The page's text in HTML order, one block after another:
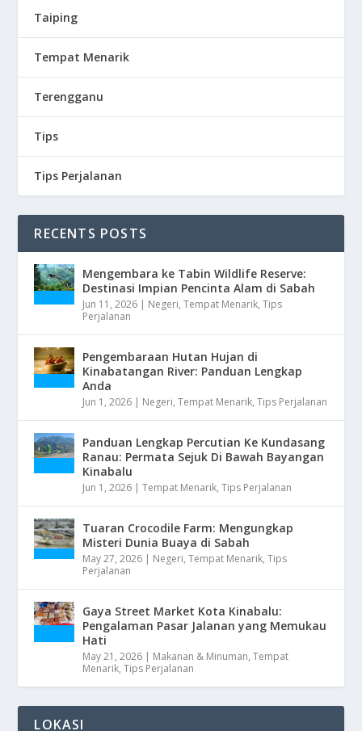
Taiping
Tempat Menarik
Terengganu
Tips
Tips Perjalanan
RECENTS POSTS
Mengembara ke Tabin Wildlife Reserve:
Destinasi Impian Pencinta Alam di Sabah
Jun 11, 2026 | Negeri,Tempat Menarik,Tips
Perjalanan
Pengembaraan Hutan Hujan di
Kinabatangan River: Panduan Lengkap
Anda
Jun 1, 2026 | Negeri,Tempat Menarik,Tips Perjalanan
Panduan Lengkap Percutian Ke Kundasang
Ranau: Permata Sejuk Di Bawah Bayangan
Kinabalu
Jun 1, 2026 |Tempat Menarik,Tips Perjalanan
Tuaran Crocodile Farm: Mengungkap
Misteri Dunia Buaya di Sabah
May 27, 2026 | Negeri,Tempat Menarik,Tips
Perjalanan
Gaya Street Market Kota Kinabalu:
Pengalaman Pasar Jalanan yang Memukau
Hati
May 21, 2026 | Makanan & Minuman,Tempat
Menarik,Tips Perjalanan
LOKASI